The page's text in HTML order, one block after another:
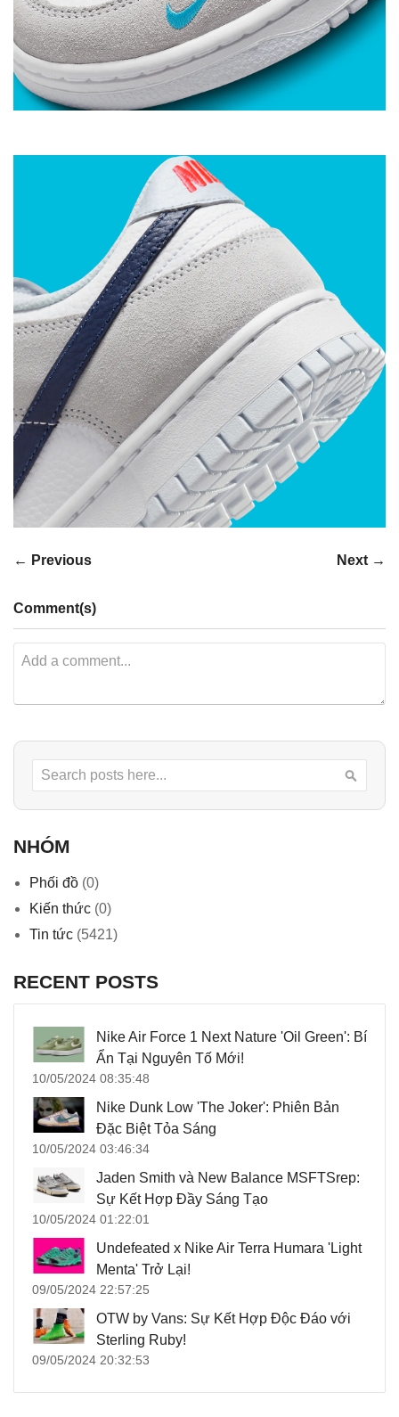
← Previous Next →
Comment(s)
Search
NHÓM
Phối đồ (0)
Kiến thức (0)
Tin tức (5421)
RECENT POSTS
Nike Air Force 1 Next Nature 'Oil Green': Bí
Ẩn Tại Nguyên Tố Mới!
10/05/2024 08:35:48
Nike Dunk Low 'The Joker': Phiên Bản
Đặc Biệt Tỏa Sáng
10/05/2024 03:46:34
Jaden Smith và New Balance MSFTSrep:
Sự Kết Hợp Đầy Sáng Tạo
10/05/2024 01:22:01
Undefeated x Nike Air Terra Humara 'Light
Menta' Trở Lại!
09/05/2024 22:57:25
OTW by Vans: Sự Kết Hợp Độc Đáo với
Sterling Ruby!
09/05/2024 20:32:53